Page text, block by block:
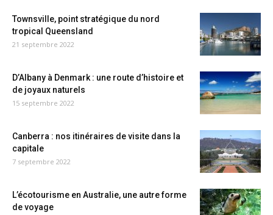
Townsville, point stratégique du nord
tropical Queensland
21 septembre 2022
D’Albany à Denmark : une route d’histoire et
de joyaux naturels
15 septembre 2022
Canberra : nos itinéraires de visite dans la
capitale
7 septembre 2022
L’écotourisme en Australie, une autre forme
de voyage